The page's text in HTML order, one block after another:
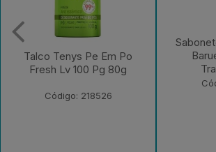
Sabonete Liquido Infantil
Baruel Baby Sono
Tranquilo Refil
Baruel